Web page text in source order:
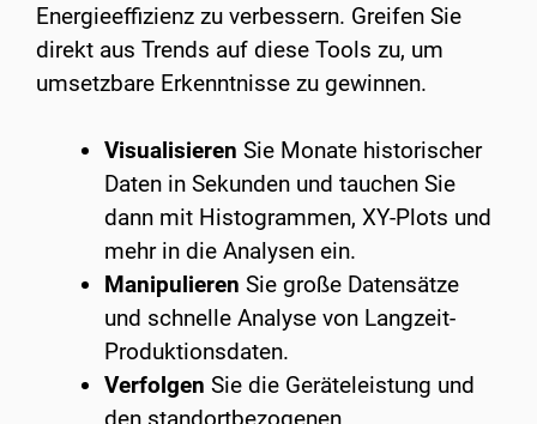
Energieeffizienz zu verbessern. Greifen Sie
direkt aus Trends auf diese Tools zu, um
umsetzbare Erkenntnisse zu gewinnen.
Visualisieren Sie Monate historischer
Daten in Sekunden und tauchen Sie
dann mit Histogrammen, XY-Plots und
mehr in die Analysen ein.
Manipulieren Sie große Datensätze
und schnelle Analyse von Langzeit-
Produktionsdaten. ​
Verfolgen Sie die Geräteleistung und